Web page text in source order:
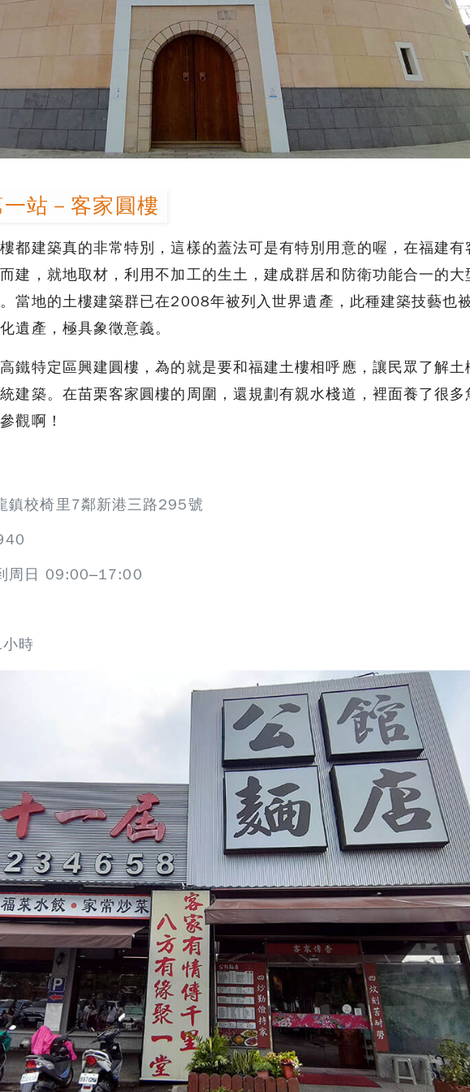
站－ 客家圓樓
都建築真的非常特別，這樣的蓋法可是有特別用意的喔，在福建有
建，就地取材，利用不加工的生土，建成群居和防衛功能合一的大
當地的土樓建築群已在2008年被列入世界遺產，此種建築技藝也
遺產，極具象徵意義。
鐵特定區興建圓樓，為的就是要和福建土樓相呼應，讓民眾了解土
建築。在苗栗客家圓樓的周圍，還規劃有親水棧道，裡面養了很多
觀啊！
鎮校椅里7鄰新港三路295號
周日 09:00–17:00
時